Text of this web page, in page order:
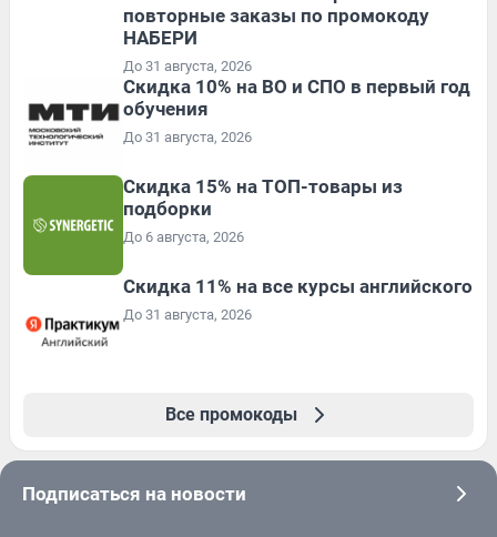
повторные заказы по промокоду
НАБЕРИ
До 31 августа, 2026
Скидка 10% на ВО и СПО в первый год
обучения
До 31 августа, 2026
Скидка 15% на ТОП-товары из
подборки
До 6 августа, 2026
Скидка 11% на все курсы английского
До 31 августа, 2026
Все промокоды
Подписаться на новости